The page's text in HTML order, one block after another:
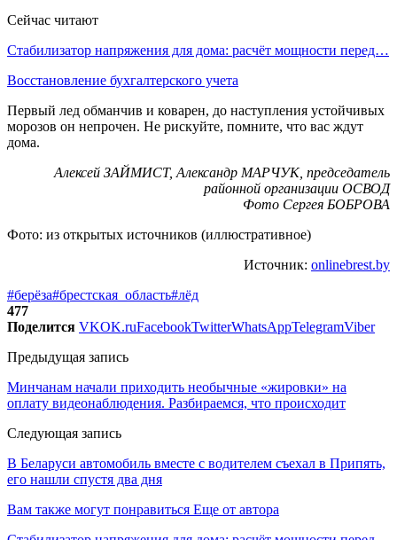
Сейчас читают
Стабилизатор напряжения для дома: расчёт мощности перед…
Восстановление бухгалтерского учета
Первый лед обманчив и коварен, до наступления устойчивых
морозов он непрочен. Не рискуйте, помните, что вас ждут
дома.
Алексей ЗАЙМИСТ, Александр МАРЧУК, председатель
районной организации ОСВОД
Фото Сергея БОБРОВА
Фото: из открытых источников (иллюстративное)
Источник: onlinebrest.by
#берёза#брестская_область#лёд
477
Поделится VKOK.ruFacebookTwitterWhatsAppTelegramViber
Предыдущая запись
Минчанам начали приходить необычные «жировки» на
оплату видеонаблюдения. Разбираемся, что происходит
Следующая запись
В Беларуси автомобиль вместе с водителем съехал в Припять,
его нашли спустя два дня
Вам также могут понравиться Еще от автора